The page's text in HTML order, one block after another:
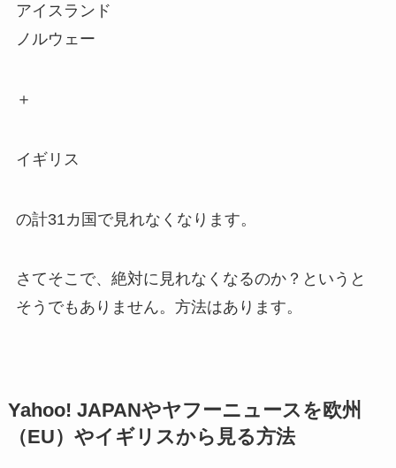
アイスランド
ノルウェー
＋
イギリス
の計31カ国で見れなくなります。
さてそこで、絶対に見れなくなるのか？というと
そうでもありません。方法はあります。
Yahoo! JAPANやヤフーニュースを欧州
（EU）やイギリスから見る方法